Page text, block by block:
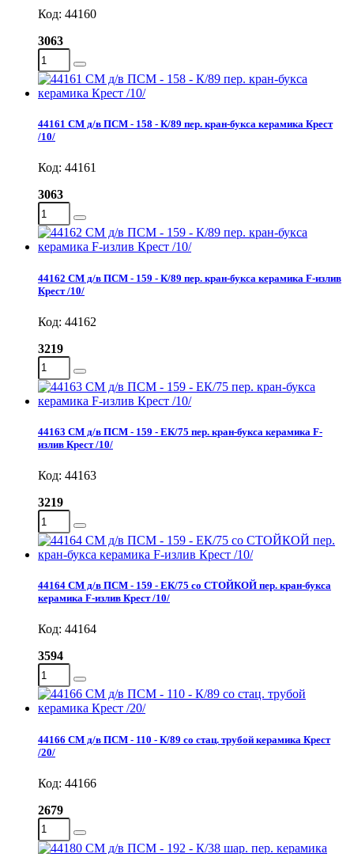
Код: 44160
3063
44161 СМ д/в ПСМ - 158 - К/89 пер. кран-букса керамика Крест
/10/
Код: 44161
3063
44162 СМ д/в ПСМ - 159 - К/89 пер. кран-букса керамика F-излив
Крест /10/
Код: 44162
3219
44163 СМ д/в ПСМ - 159 - EК/75 пер. кран-букса керамика F-
излив Крест /10/
Код: 44163
3219
44164 СМ д/в ПСМ - 159 - EК/75 со СТОЙКОЙ пер. кран-букса
керамика F-излив Крест /10/
Код: 44164
3594
44166 СМ д/в ПСМ - 110 - К/89 со стац. трубой керамика Крест
/20/
Код: 44166
2679